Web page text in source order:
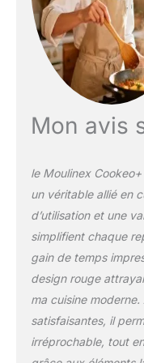
Mon avis
le Moulinex
un véritable allié en
d’utilisation et une
simplifient chaque
gain de temps
design rouge
ma cuisine
satisfaisantes, il
irréprochable, tout